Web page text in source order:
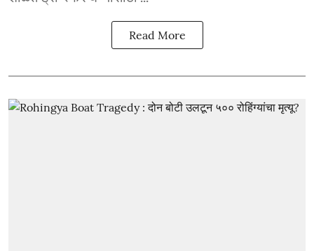
Read More